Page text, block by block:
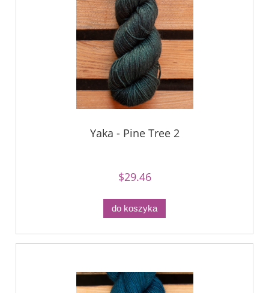
Yaka - Pine Tree 2
$29.46
do koszyka